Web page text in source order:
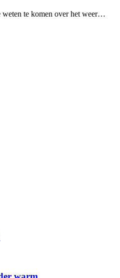
weten te komen over het weer…